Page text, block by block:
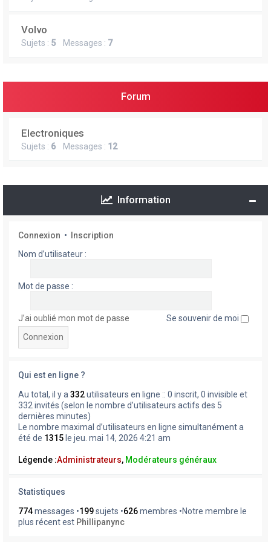
Volvo
Sujets : 5 Messages : 7
Forum
Electroniques
Sujets : 6 Messages : 12
Information
Connexion •
Inscription
Nom d’utilisateur :
Mot de passe :
J’ai oublié mon mot de passe Se souvenir de moi
Qui est en ligne ?
Au total, il y a 332utilisateurs en ligne :: 0 inscrit, 0 invisible et
332 invités (selon le nombre d’utilisateurs actifs des 5
dernières minutes)
Le nombre maximal d’utilisateurs en ligne simultanément a
été de 1315 le jeu. mai 14, 2026 4:21 am
Légende :Administrateurs, Modérateurs généraux
Statistiques
774messages •199sujets •626membres •Notre membre le
plus récent est Phillipanync